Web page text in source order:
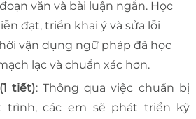
văn và bài luận ngắn. Học
đạt, triển khai ý và sửa lỗi
vận dụng ngữ pháp đã học
lạc và chuẩn xác hơn.
tiết): Thông qua việc chuẩn bị
trình, các em sẽ phát triển kỹ